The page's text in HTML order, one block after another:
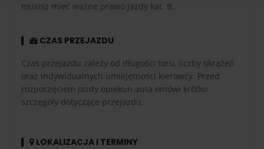
musisz mieć ważne prawo jazdy kat. B.
CZAS PRZEJAZDU
Czas przejazdu zależy od długości toru, liczby okrążeń
oraz indywidualnych umiejętności kierowcy. Przed
rozpoczęciem jazdy opiekun auta omówi krótko
szczegóły dotyczące przejazdu.
LOKALIZACJA I TERMINY